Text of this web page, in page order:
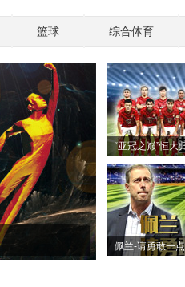
篮球 综合体育
“亚冠之巅”恒大
佩兰-请勇敢一点